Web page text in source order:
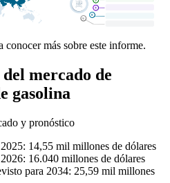
conocer más sobre este informe.
mercado de
gasolina
y pronóstico
14,55 mil millones de dólares
16.040 millones de dólares
para 2034: 25,59 mil millones